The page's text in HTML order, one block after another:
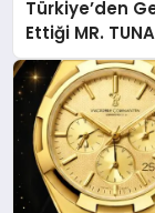
Türkiye’den
Ettiği MR.
Başarısıyla